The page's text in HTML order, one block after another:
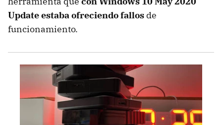
Update estaba ofreciendo fallos de
funcionamiento.